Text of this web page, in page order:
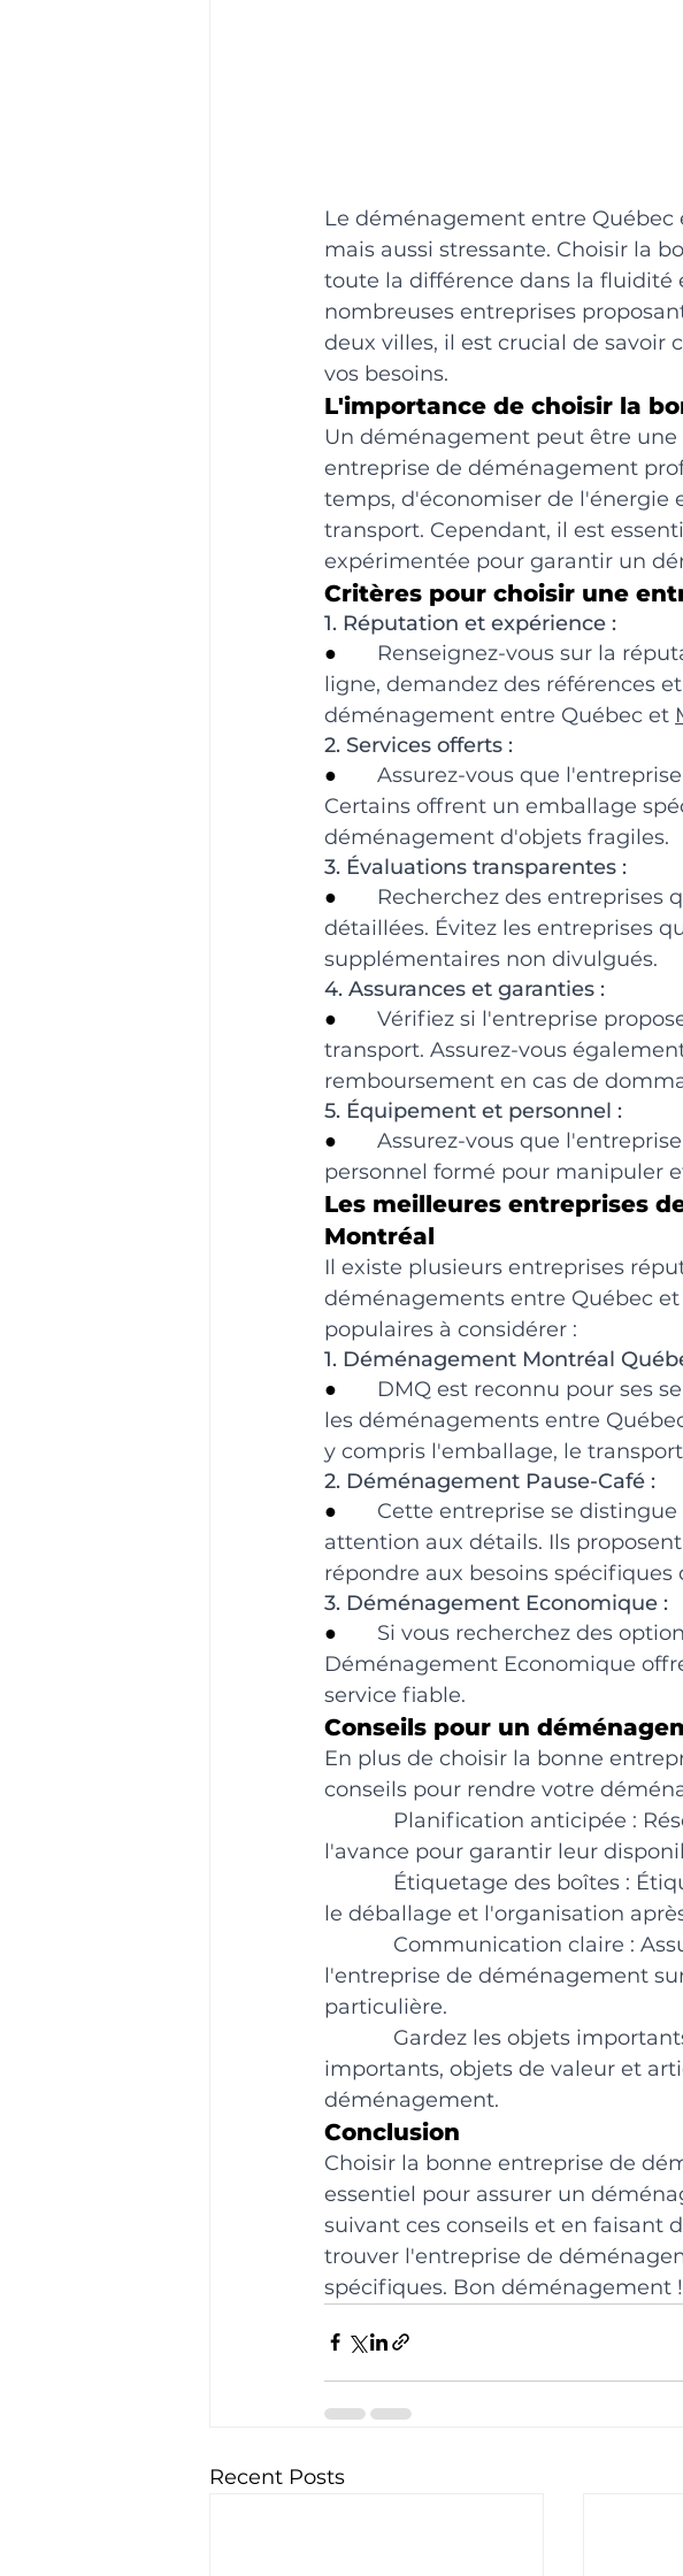
Le déménagement entre
mais aussi stressante. Choisir la
toute la différence dans la fluidité
nombreuses entreprises
deux villes, il est crucial de
vos besoins.
L'importance de choisir la
Un déménagement peut être
entreprise de déménagement
temps, d'économiser de l'énergie
transport. Cependant, il est
expérimentée pour garantir un
Critères pour choisir une
1. Réputation et expérience :
● Renseignez-vous sur la
ligne, demandez des références
déménagement entre Québec et
2. Services offerts :
● Assurez-vous que
Certains offrent un emballage
déménagement d'objets fragiles.
3. Évaluations transparentes :
● Recherchez des entreprises
détaillées. Évitez les entreprises
supplémentaires non divulgués.
4. Assurances et garanties :
● Vérifiez si l'entreprise
transport. Assurez-vous
remboursement en cas de
5. Équipement et personnel :
● Assurez-vous que
personnel formé pour manipuler
Les meilleures entreprises
Montréal
Il existe plusieurs entreprises
déménagements entre Québec
populaires à considérer :
1. Déménagement Montréal
● DMQ est reconnu pour ses
les déménagements entre
y compris l'emballage, le
2. Déménagement Pause-Café :
● Cette entreprise se
attention aux détails. Ils
répondre aux besoins spécifiques
3. Déménagement Economique :
● Si vous recherchez des
Déménagement Economique
service fiable.
Conseils pour un
En plus de choisir la bonne
conseils pour rendre votre
Planification anticipée :
l'avance pour garantir leur
Étiquetage des boîtes :
le déballage et l'organisation
Communication claire :
l'entreprise de déménagement
particulière.
Gardez les objets
importants, objets de valeur et
déménagement.
Conclusion
Choisir la bonne entreprise de
essentiel pour assurer un
suivant ces conseils et en faisant
trouver l'entreprise de
spécifiques. Bon déménagement !
Recent Posts